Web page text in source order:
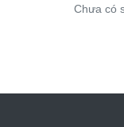
Chưa có